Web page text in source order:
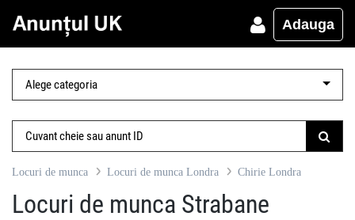
Adauga
Locuri de munca Locuri de munca Londra Chirie Londra
Locuri de munca Strabane